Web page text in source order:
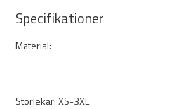
Specifikationer
Material:
Storlekar: XS-3XL